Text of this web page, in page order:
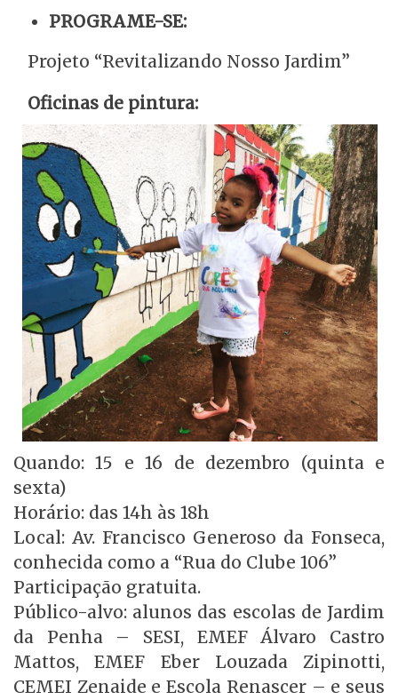
PROGRAME-SE:
Projeto “Revitalizando Nosso Jardim”
Oficinas de pintura:
Quando: 15 e 16 de dezembro (quinta e
sexta)
Horário: das 14h às 18h
Local: Av. Francisco Generoso da Fonseca,
conhecida como a “Rua do Clube 106”
Participação gratuita.
Público-alvo: alunos das escolas de Jardim
da Penha – SESI, EMEF Álvaro Castro
Mattos, EMEF Eber Louzada Zipinotti,
CEMEI Zenaide e Escola Renascer – e seus